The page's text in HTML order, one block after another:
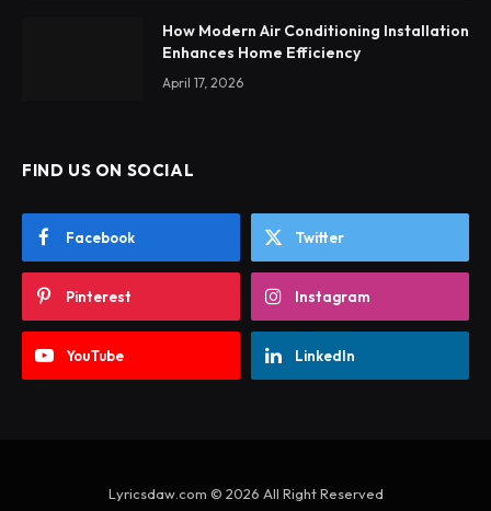
How Modern Air Conditioning Installation
Enhances Home Efficiency
April 17, 2026
FIND US ON SOCIAL
Facebook Twitter
Pinterest Instagram
YouTube LinkedIn
Lyricsdaw.com © 2026 All Right Reserved